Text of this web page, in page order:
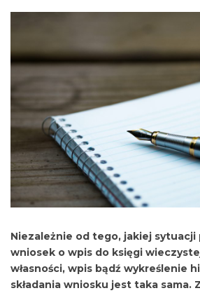
Niezależnie od tego, jakiej
wniosek o wpis do księgi
własności, wpis bądź wykreślenie
składania wniosku jest taka sama.